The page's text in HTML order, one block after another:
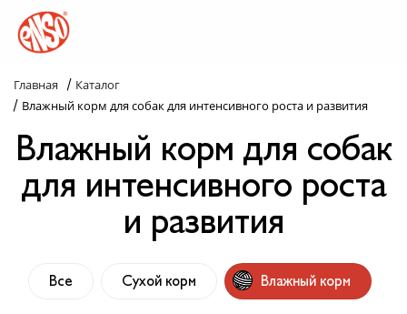
Каталог
Назад в лапки
Комплекс ENSO
Попробуй пойми!
Статьи
Главная / Каталог
/ Влажный корм для собак для интенсивного роста и развития
Влажный корм для собак
для интенсивного роста
и развития
Все Сухой корм Влажный корм